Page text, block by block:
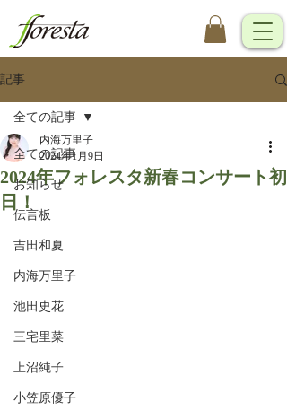
記事
全ての記事
お知らせ
伝言板
吉田和夏
内海万里子
池田史花
三宅里菜
上沼純子
小笠原優子
全ての記事
2024年フォレスタ新春コンサート初
日！
内海万里子
2024年1月9日